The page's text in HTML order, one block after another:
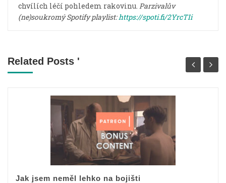
chvílích léčí pohledem rakovinu. Parzivalův
(ne)soukromý Spotify playlist:https://spoti.fi/2YrcTIi
Related Posts '
Jak jsem neměl lehko na bojišti